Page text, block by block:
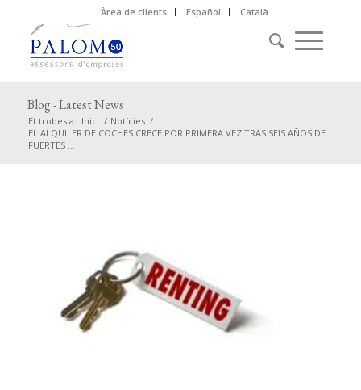
Àrea de clients Español Català
Blog - Latest News
Et trobes a: Inici / Notícies /
EL ALQUILER DE COCHES CRECE POR PRIMERA VEZ TRAS SEIS AÑOS DE
FUERTES ...